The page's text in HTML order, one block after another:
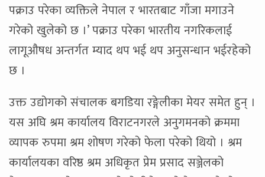
पक्राउ परेका व्यक्तिले नेपाल र भारतबाट गाँजा मगाउने
गरेको खुलेको छ ।’ पक्राउ परेका भारतीय नगरिकलाई
लागूऔषध अन्तर्गत म्याद थप भई थप अनुसन्धान भईरहेको
छ ।
उक्त उद्योगको संचालक बगडिया रङ्गेलीका मेयर समेत हुन् ।
यस अघि श्रम कार्यालय विराटनगरले अनुगमनको क्रममा
व्यापक रुपमा श्रम शोषण गरेको फेला परेको थियो । श्रम
कार्यालयका वरिष्ठ श्रम अधिकृत प्रेम प्रसाद सञ्जेलको